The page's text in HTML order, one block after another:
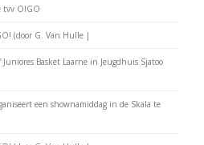
tvv OIGO
(door G. Van Hulle |
Basket Laarne in Jeugdhuis Sjatoo
een shownamiddag in de Skala te